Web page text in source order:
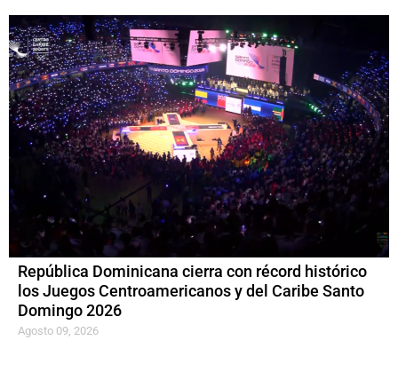
República Dominicana cierra con récord histórico
los Juegos Centroamericanos y del Caribe Santo
Domingo 2026
Agosto 09, 2026